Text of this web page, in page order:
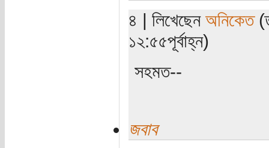
৪ | লিখেছেন অনিকেত
১২:৫৫পূর্বাহ্ন)
সহমত--
জবাব